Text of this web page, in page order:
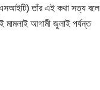
তাঁর এই কথা সত্য বলে
মামলাই আগামী জুলাই পর্যন্ত